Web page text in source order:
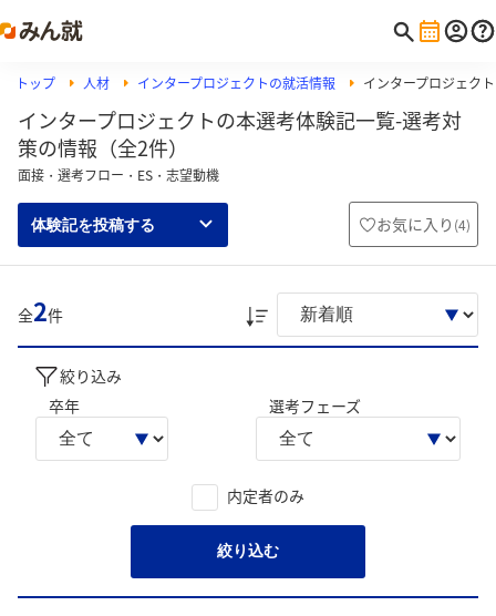
トップ 人材 インタープロジェクトの就活情報 インタープロジェク
インタープロジェクトの本選考体験記一覧-選考対
策の情報（全2件）
面接・選考フロー・ES・志望動機
体験記を投稿する お気に入り (4)
全2件
絞り込み
卒年
選考フェーズ
内定者のみ
絞り込む